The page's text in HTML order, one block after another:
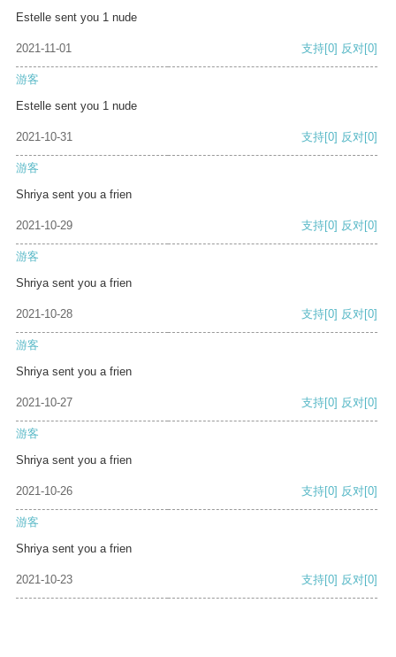
Estelle sent you 1 nude
2021-11-01 支持[0] 反对[0]
游客
Estelle sent you 1 nude
2021-10-31 支持[0] 反对[0]
游客
Shriya sent you a frien
2021-10-29 支持[0] 反对[0]
游客
Shriya sent you a frien
2021-10-28 支持[0] 反对[0]
游客
Shriya sent you a frien
2021-10-27 支持[0] 反对[0]
游客
Shriya sent you a frien
2021-10-26 支持[0] 反对[0]
游客
Shriya sent you a frien
2021-10-23 支持[0] 反对[0]